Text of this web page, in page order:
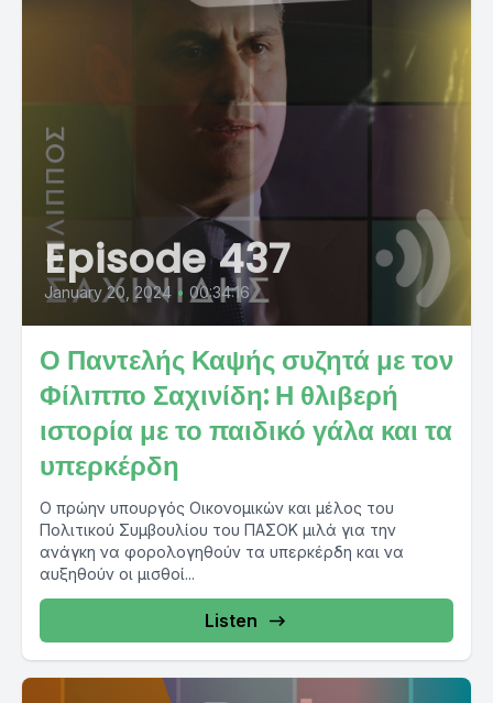
Episode 437
January 20, 2024 • 00:34:16
Ο Παντελής Καψής συζητά με τον
Φίλιππο Σαχινίδη: Η θλιβερή
ιστορία με το παιδικό γάλα και τα
υπερκέρδη
Ο πρώην υπουργός Οικονομικών και μέλος του
Πολιτικού Συμβουλίου του ΠΑΣΟΚ μιλά για την
ανάγκη να φορολογηθούν τα υπερκέρδη και να
αυξηθούν οι μισθοί...
Listen